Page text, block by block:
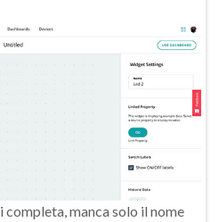
completa, manca solo il nome